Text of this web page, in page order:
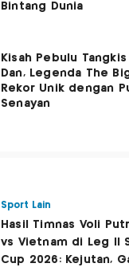
Bintang Dunia
Kisah Pebulu
Dan, Legenda The
Rekor Unik dengan
Senayan
Sport Lain
Hasil Timnas Voli
vs Vietnam di Leg II
Cup 2026: Kejutan,